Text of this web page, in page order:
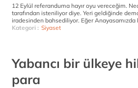
12 Eylül referanduma hayır oyu vereceğim.
tarafından isteniliyor diye. Yeri geldiğinde
iradesinden bahsediliyor. Eğer Anayasamızda
Kategori : Siyaset
Yabancı bir ülkeye
para